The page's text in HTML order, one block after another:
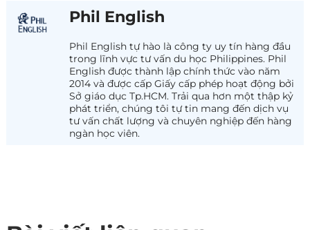
Phil English
Phil English tự hào là công ty uy tín hàng đầu
trong lĩnh vực tư vấn du học Philippines. Phil
English được thành lập chính thức vào năm
2014 và được cấp Giấy cấp phép hoạt động bởi
Sở giáo dục Tp.HCM. Trải qua hơn một thập kỷ
phát triển, chúng tôi tự tin mang đến dịch vụ
tư vấn chất lượng và chuyên nghiệp đến hàng
ngàn học viên.